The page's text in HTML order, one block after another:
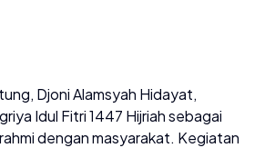
Djoni Alamsyah Hidayat,
Idul Fitri 1447 Hijriah sebagai
dengan masyarakat. Kegiatan